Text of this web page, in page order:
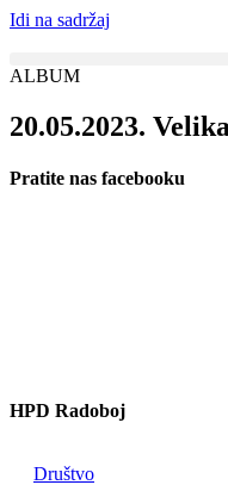
Idi na sadržaj
ALBUM
20.05.2023.
Pratite nas facebooku
HPD Radoboj
Društvo